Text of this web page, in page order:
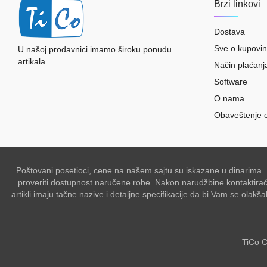
U našoj prodavnici imamo široku ponudu
artikala.
Brzi linkovi
Dostava
Sve o
Način
Software
O nama
Obaveštenje
Poštovani posetioci, cene na našem sajtu su iskazane u
proveriti dostupnost naručene robe. Nakon narudžbine
artikli imaju tačne nazive i detaljne specifikacije da bi Vam se
TiCo